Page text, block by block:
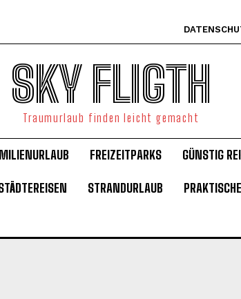
SKY FLIGTH
Traumurlaub finden leicht gemacht
FREIZEITPARKS GÜNSTIG
STRANDURLAUB